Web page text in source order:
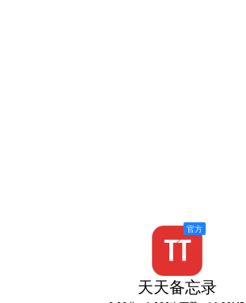
天天备忘录